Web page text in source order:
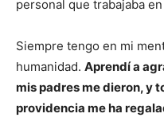
personal que trabajaba
Siempre tengo en mi
humanidad. Aprendí a
mis padres me dieron, y
providencia me ha